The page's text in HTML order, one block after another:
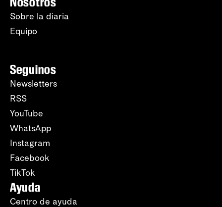
Sobre la diaria
Equipo
Seguinos
Newsletters
RSS
YouTube
WhatsApp
Instagram
Facebook
TikTok
Ayuda
Centro de ayuda